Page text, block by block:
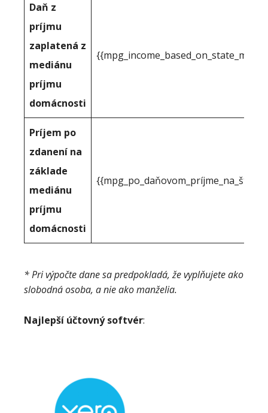
Daň z
príjmu
zaplatená z
mediánu
príjmu
domácnosti
Príjem po
zdanení na
základe
mediánu
príjmu
domácnosti
* Pri výpočte dane sa predpokladá, že vyplňujete ako
slobodná osoba, a nie ako manželia.
Najlepší účtovný softvér: